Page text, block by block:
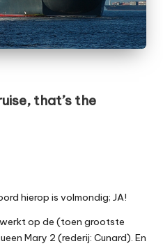
that’s the
hierop is volmondig; JA!
op de (toen grootste
Mary 2 (rederij: Cunard). En